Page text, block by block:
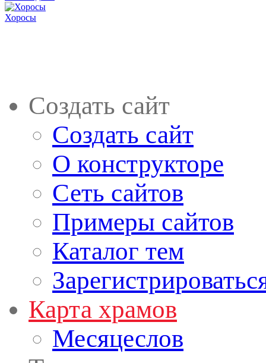
Хоросы
Создать сайт
Создать сайт
О конструкторе
Сеть сайтов
Примеры сайтов
Каталог тем
Карта храмов
Месяцеслов